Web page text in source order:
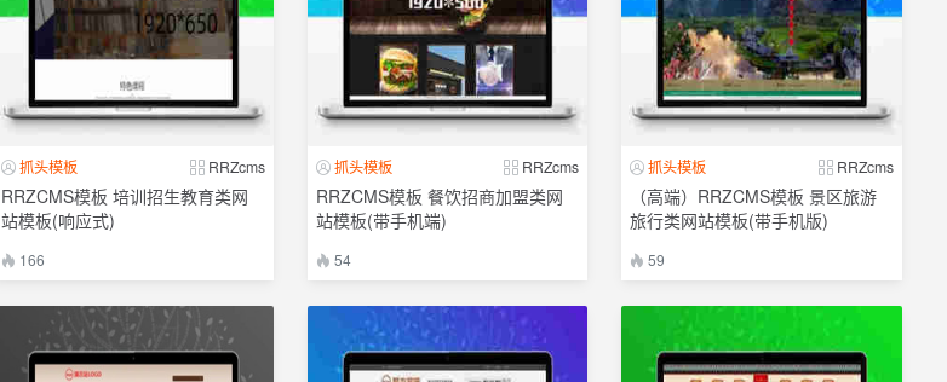
抓头模板 RRZcms
RRZCMS模板 培训招生教育类网
站模板(响应式)
166
抓头模板 RRZcms
RRZCMS模板 餐饮招商加盟类网
站模板(带手机端)
54
抓头模板 RRZcms
（高端）RRZCMS模板 景区旅游
旅行类网站模板(带手机版)
59